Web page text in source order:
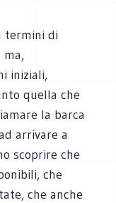
termini di
iniziali,
quella che
la barca
arrivare a
scoprire che
che
che anche